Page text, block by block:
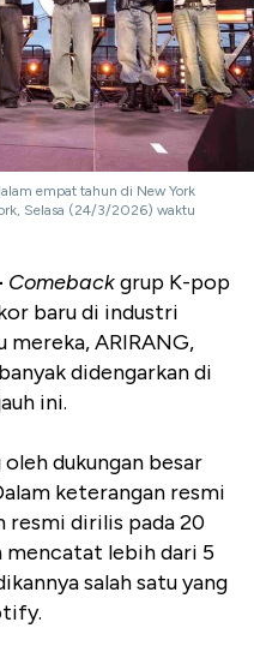
empat tahun di New York
Selasa (24/3/2026) waktu
Comebackgrup K-pop
baru di industri
mereka, ARIRANG,
didengarkan di
ini.
dukungan besar
keterangan resmi
dirilis pada 20
mencatat lebih dari 5
salah satu yang